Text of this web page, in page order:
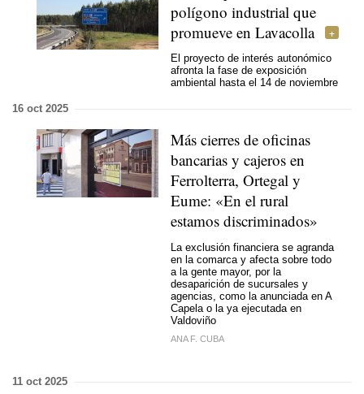
polígono industrial que
promueve en Lavacolla
El proyecto de interés autonómico
afronta la fase de exposición
ambiental hasta el 14 de noviembre
16 oct 2025
Más cierres de oficinas
bancarias y cajeros en
Ferrolterra, Ortegal y
Eume: «En el rural
estamos discriminados»
La exclusión financiera se agranda
en la comarca y afecta sobre todo
a la gente mayor, por la
desaparición de sucursales y
agencias, como la anunciada en A
Capela o la ya ejecutada en
Valdoviño
ANA F. CUBA
11 oct 2025